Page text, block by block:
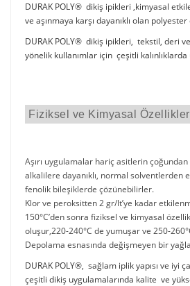
DURAK POLY® dikiş ipikleri ,kimyasal
ve aşınmaya karşı dayanıklı olan
DURAK POLY® dikiş ipikleri, tekstil, deri
yönelik kullanımlar için çeşitli
Fiziksel ve Kimyasal
Aşırı uygulamalar hariç asitlerin
alkalilere dayanıklı, normal solventlerden
fenolik bileşiklerde çözünebilirler.
Klor ve peroksitten 2 gr/lt’ye kadar
150°C’den sonra fiziksel ve kimyasal
oluşur,220-240°C de yumuşar ve 250-
Depolama esnasında değişmeyen bir
DURAK POLY®, sağlam iplik yapısı ve iyi
çeşitli dikiş uygulamalarında kalite ve